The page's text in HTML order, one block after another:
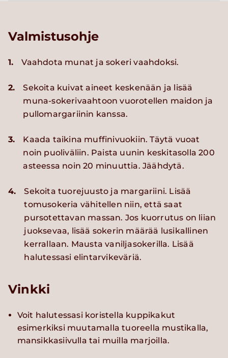
Valmistusohje
1. Vaahdota munat ja sokeri vaahdoksi.
2.
Sekoita kuivat aineet keskenään ja lisää
muna-sokerivaahtoon vuorotellen maidon ja
pullomargariinin kanssa.
3.
Kaada taikina muffinivuokiin. Täytä vuoat
noin puoliväliin. Paista uunin keskitasolla 200
asteessa noin 20 minuuttia. Jäähdytä.
4.
Sekoita tuorejuusto ja margariini. Lisää
tomusokeria vähitellen niin, että saat
pursotettavan massan. Jos kuorrutus on liian
juoksevaa, lisää sokerin määrää lusikallinen
kerrallaan. Mausta vaniljasokerilla. Lisää
halutessasi elintarvikeväriä.
Vinkki
Voit halutessasi koristella kuppikakut
esimerkiksi muutamalla tuoreella mustikalla,
mansikkasiivulla tai muilla marjoilla.